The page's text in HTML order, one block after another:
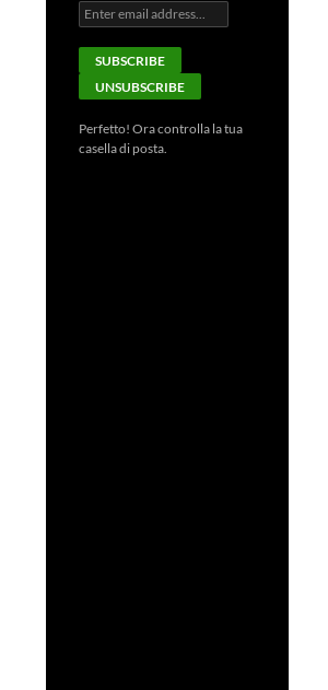
Perfetto! Ora controlla la tua
casella di posta.